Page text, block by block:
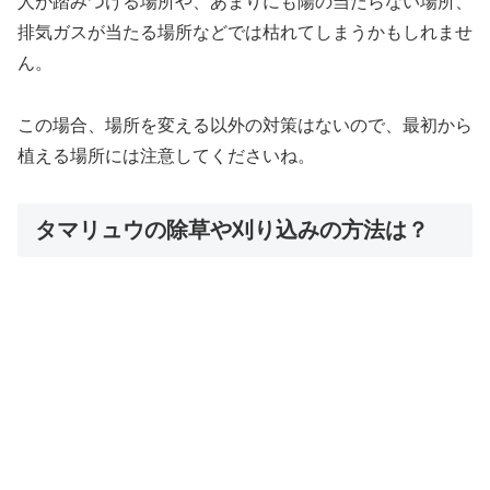
排気ガスが当たる場所などでは枯れてしまうかもしれませ
ん。
この場合、場所を変える以外の対策はないので、最初から
植える場所には注意してくださいね。
タマリュウの除草や刈り込みの方法は？